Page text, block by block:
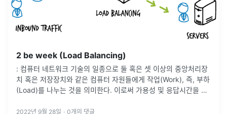
2 be week (Load Balancing)
: 컴퓨터 네트워크 기술의 일종으로 둘 혹은 셋 이상의 중앙처리장
치 혹은 저장장치와 같은 컴퓨터 자원들에게 작업(Work), 즉, 부하
(Load)를 나누는 것을 의미한다. 이로써 가용성 및 응답시간을 최
2022년 9월 28일 · 0개의 댓글